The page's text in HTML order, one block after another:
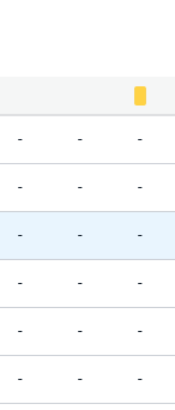
- - -
- - -
- - -
- - -
- - -
- - -